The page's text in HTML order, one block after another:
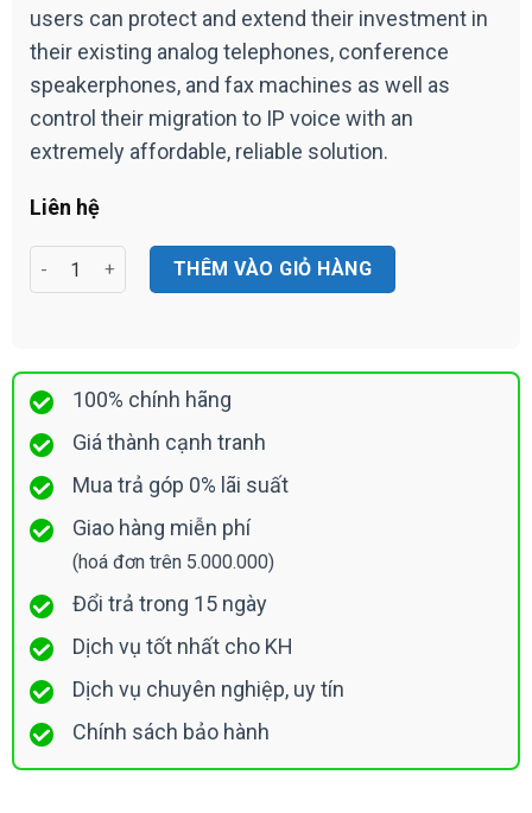
users can protect and extend their investment in
their existing analog telephones, conference
speakerphones, and fax machines as well as
control their migration to IP voice with an
extremely affordable, reliable solution.
Liên hệ
2 Port Phone Adapter Cisco SPA112 số lượng
THÊM VÀO GIỎ HÀNG
100% chính hãng
Giá thành cạnh tranh
Mua trả góp 0% lãi suất
Giao hàng miễn phí
(hoá đơn trên 5.000.000)
Đổi trả trong 15 ngày
Dịch vụ tốt nhất cho KH
Dịch vụ chuyên nghiệp, uy tín
Chính sách bảo hành